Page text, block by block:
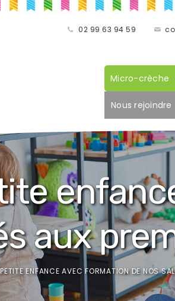
02 99 63 94 59
Micro-crèche
Nous rejoindre
aux
ENFANCE AVEC FORMATION DE NOS